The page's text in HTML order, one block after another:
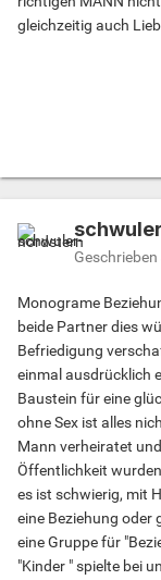
gleichzeitig auch
Geschrieben
Monograme
beide Partner dies
Befriedigung
einmal ausdrücklich
Baustein für eine
ohne Sex ist alles
Mann verheiratet
Öffentlichkeit
es ist schwierig, mit
eine Beziehung oder
eine Gruppe für
"Kinder " spielte bei